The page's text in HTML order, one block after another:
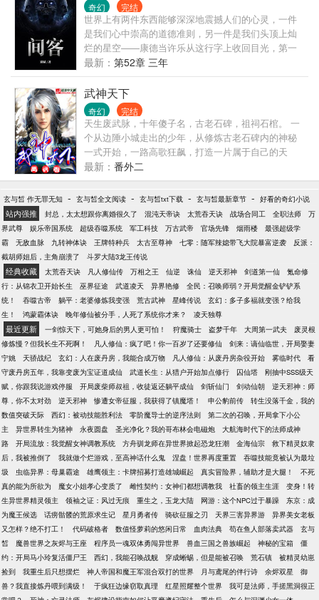
奇幻 完结
世界上有两件东西能够深深地震撼人们的心灵，一件
是我们心中崇高的道德准则，另一件是我们头顶上灿
烂的星空——康德当许乐从这行字上收回目光，第一
次真正看到尘埃后方那繁若芝麻的群星时，并没有被
震撼，相反他怒了：大区天空外面的星星这么刺眼，
谁能受得了？天天被这些光晃着，只怕会变成矿道上
那些被大灯照成痴呆的野猫！……间客
最新： 第52章 三年
武神天下
奇幻 完结
天生废武脉，十年傻子名，古老石碑，祖祠石棺。 一
个从边陲小城走出的少年，从修炼古老石碑内的神秘
一式开始，一路高歌狂飙，打造一片属于自己的天
下，挺身问剑，这一生，不弯腰！ 【激情，热血，红
颜，腹黑，扮猪吃老虎，一个都不会少，禹枫出品，
速度保证。】
最新： 番外二
玄与皙 作无罪无知 - 玄与皙全文阅读 - 玄与皙txt下载 - 玄与皙最新章节 - 好看的奇幻小说
站内强推 封总，太太想跟你离婚很久了 混沌天帝诀 太荒吞天诀 战场合同工 全职法师
万
界武尊
娱乐帝国系统 超级吞噬系统 军工科技 万古武帝 官场先锋 烟雨楼
最强超级学
霸
无敌血脉 九转神体诀 王牌特种兵 太古至尊神 七零：随军辣媳带飞大院暴富逆袭
反派：
截胡师姐后，主角崩溃了
斗罗大陆3龙王传说
经典收藏 太荒吞天诀 凡人修仙传 万相之王 仙逆 诛仙 逆天邪神 剑道第一仙
氪命修
行：从锦衣卫开始长生
巫界征途 武道凌天 异界艳修
全民：召唤师弱？开局觉醒金铲铲系
统！
吞噬古帝 躺平：老婆修炼我变强 荒古武神 星峰传说
玄幻：多子多福就变强？给我
生！
鸿蒙霸体诀 晚年修仙被分手，人死了系统你才来？ 凌天独尊
最近更新 一剑惊天下，可她身后的男人更可怕！ 狩魔骑士 盗梦千年 大周第一武夫
废灵根
修炼慢？但我长生不死啊！
凡人修仙：疯了吧！你一百岁了还要修仙
剑来：谪仙临世，开局娶妻
宁姚
天骄战纪 玄幻：人在废丹房，我能合成万物 凡人修仙：从废丹房杂役开始 雾临时代
看
守废丹房五年，我靠变废为宝证道成仙
武道长生：从猎户开始加点修行 囚仙塔
刚抽中SSS级天
赋，你跟我说游戏停服
开局废柴师叔祖，收徒返还躺平成仙 剑斩仙门 剑动仙朝
逆天邪神：师
尊，你不太对劲
逆天邪神 惨遭女帝征服，我获得了镇魔塔！ 申公豹前传
转生没落千金，我的
数值突破天际
西幻：被动技能胜利法 零阶魔导士的逆序法则
第二次的召唤，开局拿下小公
主
异世界转生为猪神 永夜圆盘 圣光净化？我的哥布林会电磁炮
大航海时代下的法师成神
路
开局流放：我觉醒女神调教系统 方舟驯龙师在异世界掀起恐龙狂潮 金海仙宗
救下精灵奴隶
后，我被推倒了
我就做个烂游戏，至高神话什么鬼 涅盘！世界再度重置
吞噬技能竟被认为最垃
圾
虫临异界：母巢霸途 雄鹰领主：卡牌招募打造雄城崛起 真实冒险界，辅助才是大腿！
不死
真的能为所欲为
魔女小姐孝心变质了 雌性契约：女神们都想调教我 社畜的领主生涯
变身！转
生异世界精灵领主
领袖之证：风过无痕 重生之，玉龙大陆 网游：这个NPC过于暴躁
东京：成
为魔王候选
话痨骷髅的荒原求生记 星月勇者传 骑砍征服之刃 天界三害异界游
异界美女老板
又怎样？绝不打工！
代码破格者 数值怪萝莉的悠闲日常 血肉法典 苟在鱼人部落卖武器
玄与
皙
魔兽世界之灰烬与王座 程序员一魂双体勇闯异世界 兽血三国之兽族崛起 神秘的宝箱
僵
约：开局马小玲复活僵尸王
西幻，我能召唤战舰 穿成蜥蜴，但是能被召唤 荒石镇
被精灵幼崽
捡到
我重生后只想摆烂 神人帝国和魔王军混合双打的世界 月与鸢尾的伴行诗 余烬双星
御
兽？我直接炼丹喂到满级！
于疯狂边缘窃取真理 红星照耀整个世界
我可是法师，手搓黑洞很正